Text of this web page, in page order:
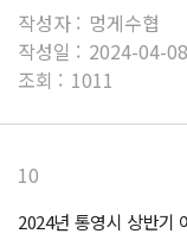
작성자 : 멍게수협
작성일 : 2024-04-08
조회 : 1011
10
2024년 통영시 상반기